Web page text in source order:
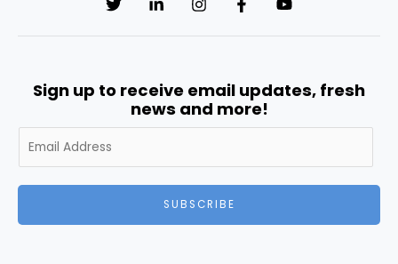
Sign up to receive email updates, fresh
news and more!
SUBSCRIBE